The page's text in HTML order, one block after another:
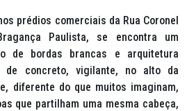
prédios comerciais da Rua Coronel
Paulista, se encontra um
de bordas brancas e arquitetura
concreto, vigilante, no alto da
diferente do que muitos imaginam,
que partilham uma mesma cabeça,